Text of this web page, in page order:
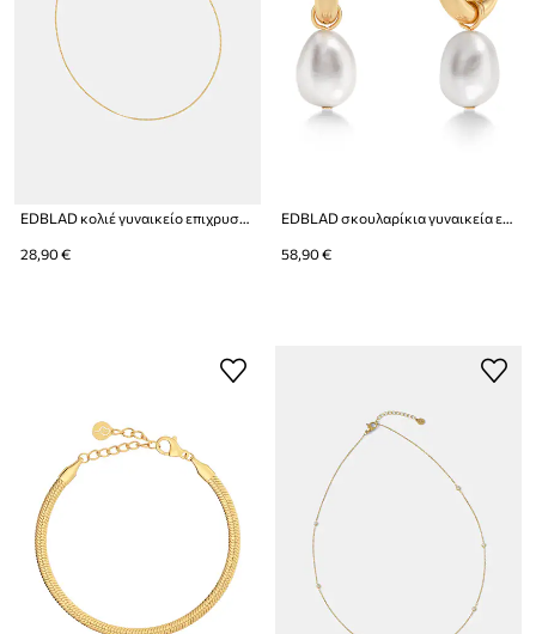
EDBLAD κολιέ γυναικείο επιχρυσωμένο Curb
28,90 €
EDBLAD σκουλαρίκια γυναικεία επιχρυσωμένα με μαργαριτάρι Perla
58,90 €